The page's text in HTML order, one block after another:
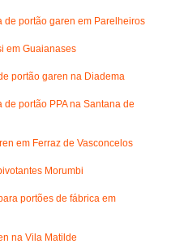
de portão garen em Parelheiros
em Guaianases
portão garen na Diadema
portão PPA na Santana de
em Ferraz de Vasconcelos
Morumbi
portões de fábrica em
na Vila Matilde